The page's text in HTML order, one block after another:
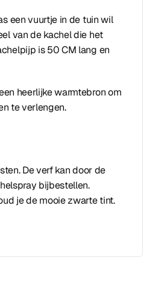
een vuurtje in de tuin wil
van de kachel die het
is 50 CM lang en
heerlijke warmtebron om
te verlengen.
De verf kan door de
bijbestellen.
je de mooie zwarte tint.